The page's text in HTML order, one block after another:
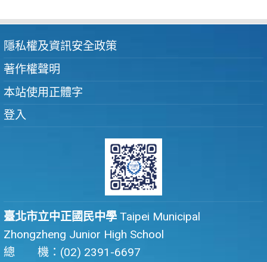
隱私權及資訊安全政策
著作權聲明
本站使用正體字
登入
臺北市立中正國民中學 Taipei Municipal
Zhongzheng Junior High School
總 機：(02) 2391-6697